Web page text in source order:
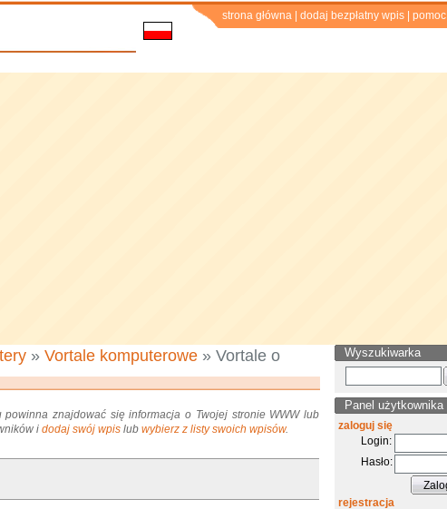
strona główna dodaj bezpłatny wpis pomoc
» Vortale komputerowe » Vortale o
znajdować się informacja o Twojej stronie WWW lub
i dodaj swój wpis lub wybierz z listy swoich wpisów.
Wyszukiwarka
Panel użytkownika
zaloguj się
Login:
Hasło:
rejestracja